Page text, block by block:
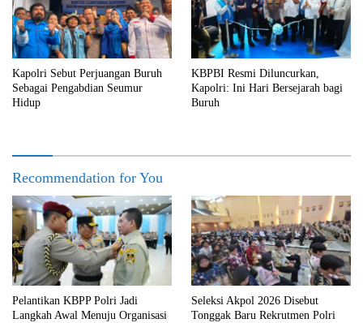
Kapolri Sebut Perjuangan Buruh
Sebagai Pengabdian Seumur
Hidup
KBPBI Resmi Diluncurkan,
Kapolri: Ini Hari Bersejarah bagi
Buruh
Recommendation for You
Pelantikan KBPP Polri Jadi
Langkah Awal Menuju Organisasi
Seleksi Akpol 2026 Disebut
Tonggak Baru Rekrutmen Polri